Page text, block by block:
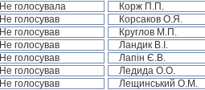
Не голосувала Корж П.П.
Не голосував Корсаков О.Я.
Не голосував Круглов М.П.
Не голосував Ландик В.І.
Не голосував Лапін Є.В.
Не голосував Ледида О.О.
Не голосував Лещинський О.М.